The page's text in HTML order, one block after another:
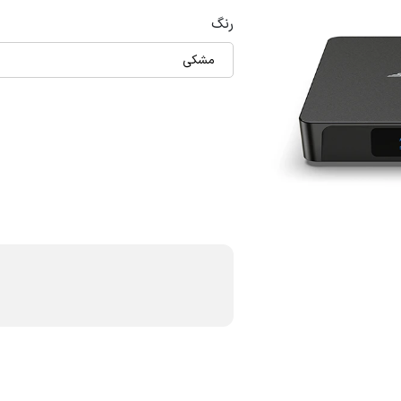
رنگ
مشکی